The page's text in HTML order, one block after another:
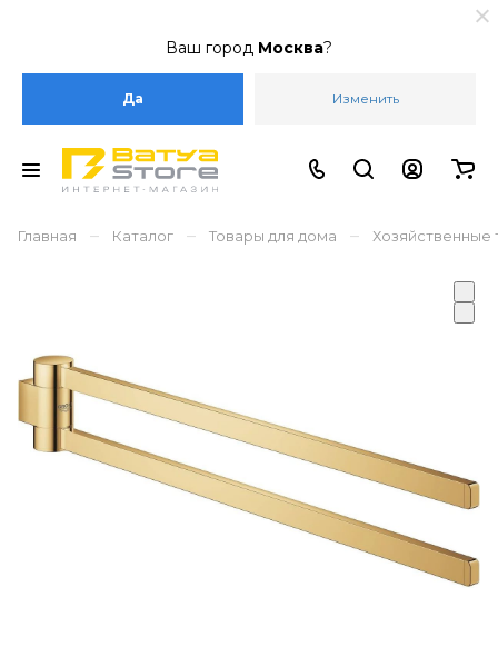
Ваш город Москва?
Да Изменить
Главная – Каталог – Товары для дома – Хозяйственные